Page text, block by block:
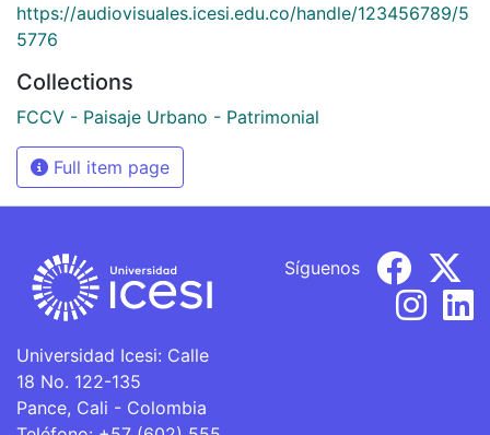
https://audiovisuales.icesi.edu.co/handle/123456789/5
5776
Collections
FCCV - Paisaje Urbano - Patrimonial
Full item page
Universidad Icesi: Calle
18 No. 122-135
Pance, Cali - Colombia
Síguenos